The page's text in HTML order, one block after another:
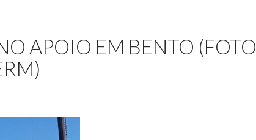
APOIO EM BENTO (FOTO